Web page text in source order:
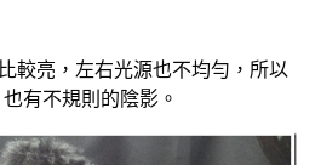
較亮，左右光源也不均勻，所以
有不規則的陰影。